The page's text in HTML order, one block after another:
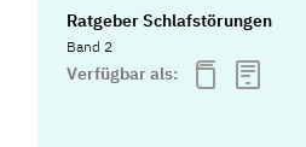
Ratgeber Schlafstörungen
Band 2
Verfügbar als: